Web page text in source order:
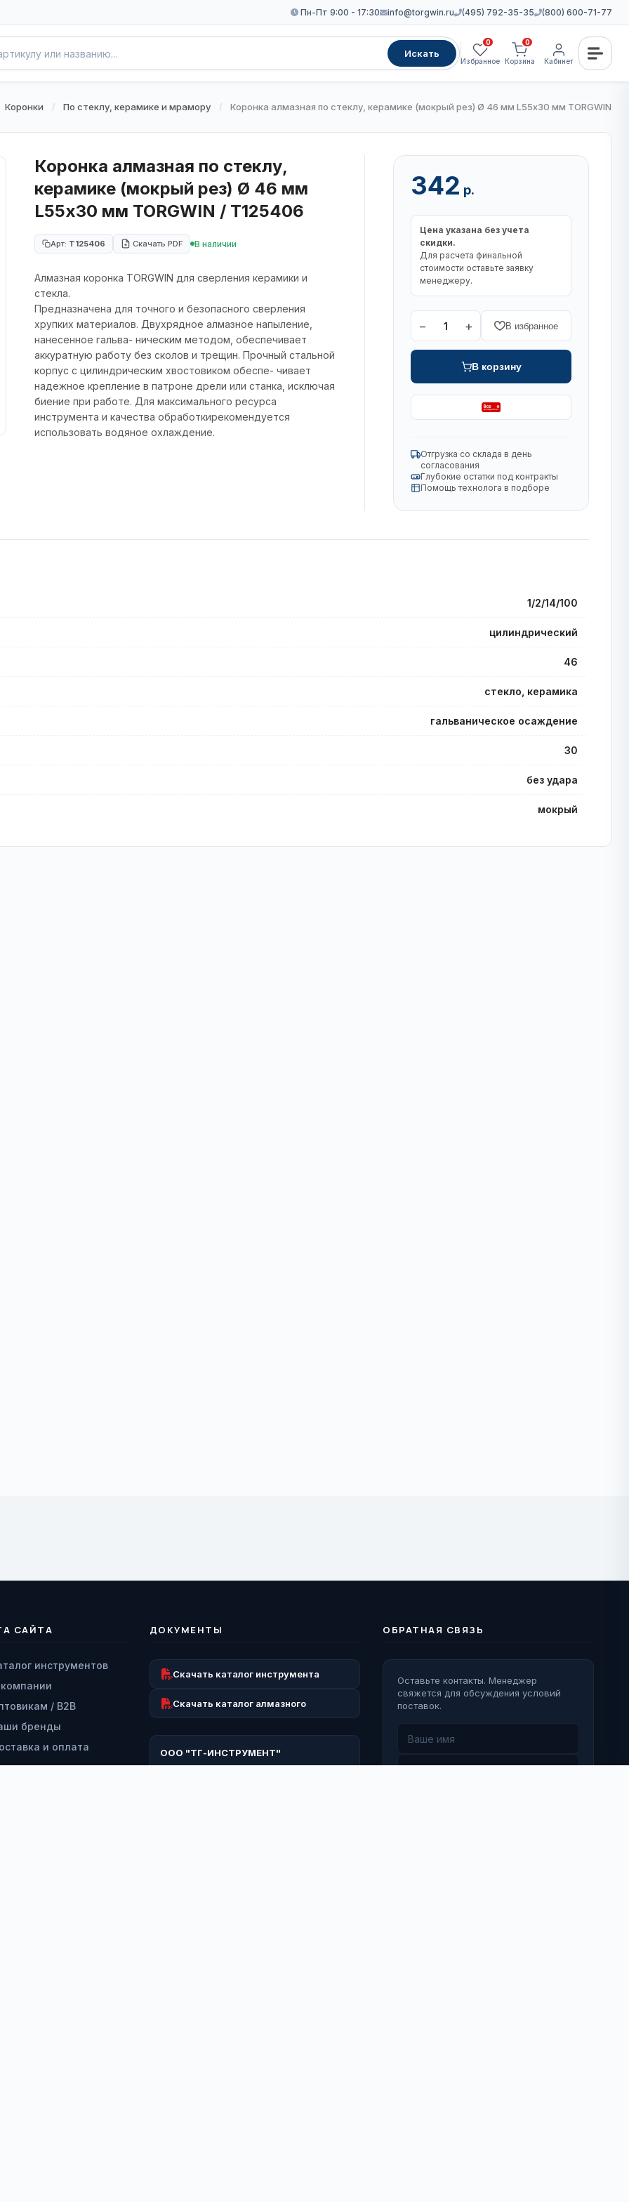
Пн-Пт 9:00 - 17:30 info@torgwin.ru (495) 792-35-35 (800) 600-71-77
Искать
0
Избранное
0
Корзина Кабинет
Коронки / По стеклу, керамике и мрамору / Коронка алмазная по стеклу, керамике (мокрый рез) Ø 46 мм L55х30 мм TORGWIN /
Коронка алмазная по стеклу,
керамике (мокрый рез) Ø 46 мм
L55х30 мм TORGWIN / T125406
Арт: T125406 Скачать PDF В наличии
Алмазная коронка TORGWIN для сверления керамики и
стекла.
Предназначена для точного и безопасного сверления
хрупких материалов. Двухрядное алмазное напыление,
нанесенное гальва- ническим методом, обеспечивает
аккуратную работу без сколов и трещин. Прочный стальной
корпус с цилиндрическим хвостовиком обеспе- чивает
надежное крепление в патроне дрели или станка, исключая
биение при работе. Для максимального ресурса
инструмента и качества обработкирекомендуется
использовать водяное охлаждение.
342 р.
Цена указана без учета
скидки.
Для расчета финальной
стоимости оставьте заявку
менеджеру.
− 1 + В избранное
В корзину
Отгрузка со склада в день
согласования
Глубокие остатки под контракты
Помощь технолога в подборе
1/2/14/100
цилиндрический
46
стекло, керамика
гальваническое осаждение
30
без удара
мокрый
САЙТА
инструментов
/ B2B
бренды
и оплата
и гарантия
ДОКУМЕНТЫ
Скачать каталог инструмента
Скачать каталог алмазного
ООО "ТГ-ИНСТРУМЕНТ"
ОБРАТНАЯ СВЯЗЬ
Оставьте контакты. Менеджер
свяжется для обсуждения условий
поставок.